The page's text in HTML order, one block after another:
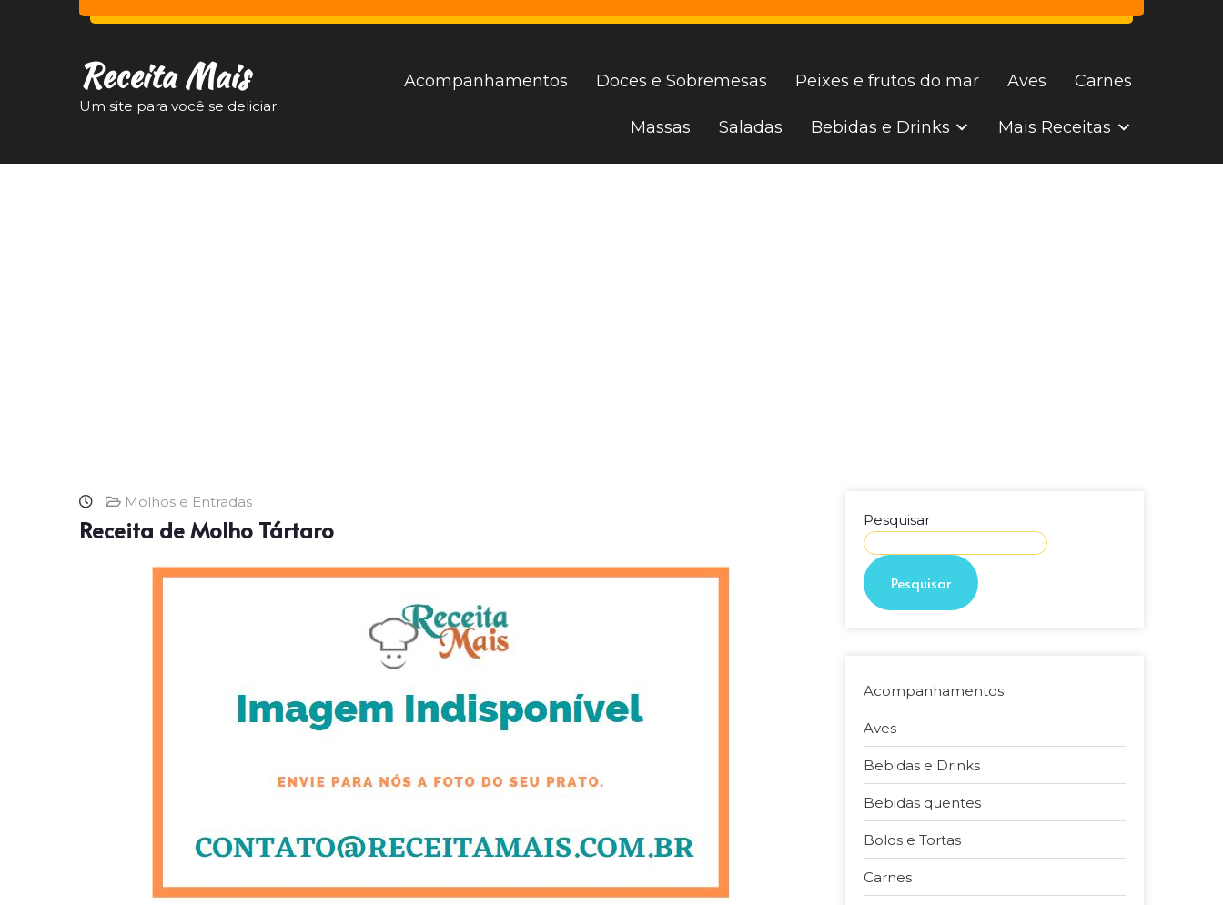
Receita Mais
Um site para você se deliciar
Acompanhamentos Doces e Sobremesas Peixes e frutos do mar Aves Carnes
Massas Saladas Bebidas e Drinks Mais Receitas
Molhos e Entradas
Receita de Molho Tártaro Pesquisar
Pesquisar
Acompanhamentos
Aves
Bebidas e Drinks
Bebidas quentes
Bolos e Tortas
Carnes